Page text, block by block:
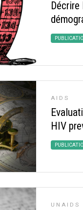
AIDS
HIV
UNAIDS